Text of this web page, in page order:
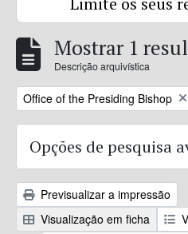
Mostrar 1
Descrição arquivística
Remove filter:
Office of the Presiding Bishop
Opções de pesquisa
Previsualizar a impressão
Visualização em ficha